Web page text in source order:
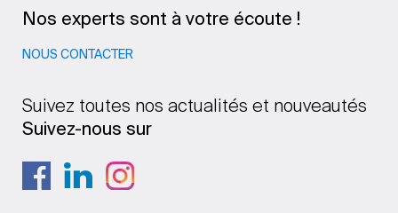
Nos experts sont à votre écoute !
NOUS CONTACTER
Suivez toutes nos actualités et nouveautés
Suivez-nous sur